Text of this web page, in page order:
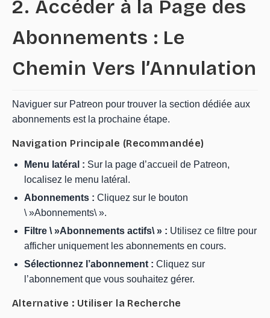
2. Accéder à la Page des
Abonnements : Le
Chemin Vers l’Annulation
Naviguer sur Patreon pour trouver la section dédiée aux
abonnements est la prochaine étape.
Navigation Principale (Recommandée)
Menu latéral : Sur la page d’accueil de Patreon,
localisez le menu latéral.
Abonnements : Cliquez sur le bouton
\ »Abonnements\ ».
Filtre \ »Abonnements actifs\ » : Utilisez ce filtre pour
afficher uniquement les abonnements en cours.
Sélectionnez l’abonnement : Cliquez sur
l’abonnement que vous souhaitez gérer.
Alternative : Utiliser la Recherche